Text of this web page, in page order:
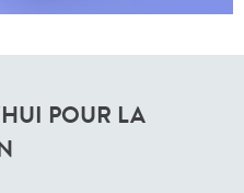
POUR LA